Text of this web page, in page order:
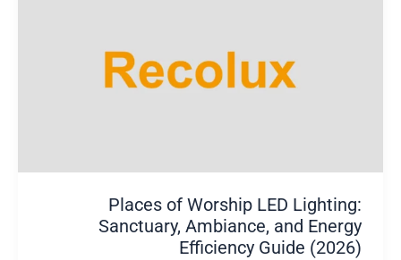
Places of Worship LED
Sanctuary, Ambiance, and
Efficiency Guide